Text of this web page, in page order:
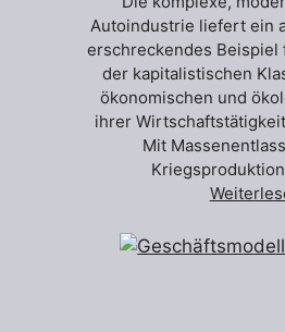
Autoindustrie liefert ein
erschreckendes Beispiel
der kapitalistischen
ökonomischen und
ihrer
Mit